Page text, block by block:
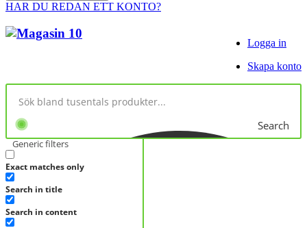
HAR DU REDAN ETT KONTO?
Logga in
Skapa konto
Search
Generic filters
Exact matches only
Search in title
Search in content
KATEGORIER
FRÅGA DIREKT